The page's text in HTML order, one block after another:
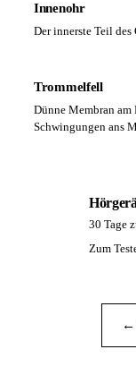
Innenohr
Der innerste Teil
Trommelfell
Dünne Membran am
Schwingungen ans
30 Tage
Zum
←